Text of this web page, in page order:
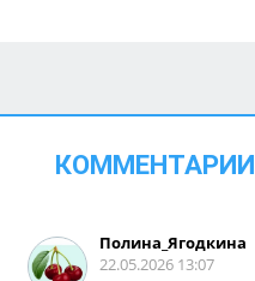
детскую площадку?
КОММЕНТАРИИ
Полина_Ягодкина
22.05.2026 13:07